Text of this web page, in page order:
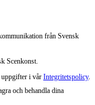
från Svensk
Scenkonst.
uppgifter i vår Integritetspolicy.
och behandla dina